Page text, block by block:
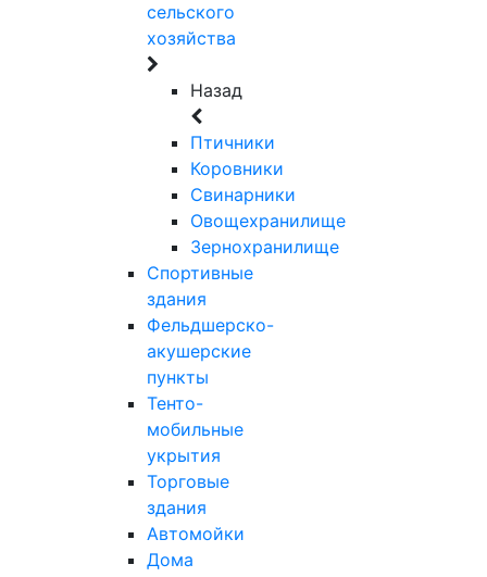
сельского
хозяйства
Назад
Птичники
Коровники
Свинарники
Овощехранилище
Зернохранилище
Спортивные
здания
Фельдшерско-
акушерские
пункты
Тенто-
мобильные
укрытия
Торговые
здания
Автомойки
Дома